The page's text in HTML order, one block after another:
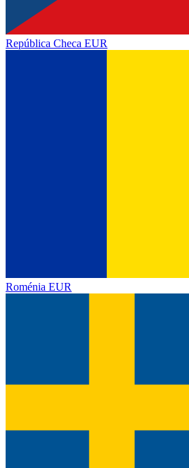
República Checa EUR
Roménia EUR